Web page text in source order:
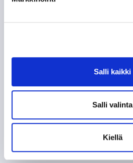
Salli kaikki
Salli valinta
Kiellä
TILAA SÄHKÖPOSTIISI